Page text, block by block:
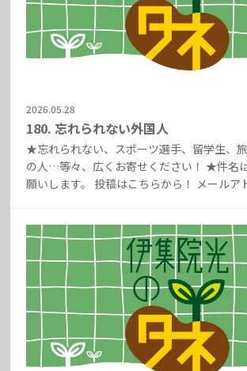
2026.05.28
180. 忘れられない外国人
★忘れられない、スポーツ選手、留学生、
の人…等々、広くお寄せください！ ★件名
願いします。 投稿はこちらから！ メールア